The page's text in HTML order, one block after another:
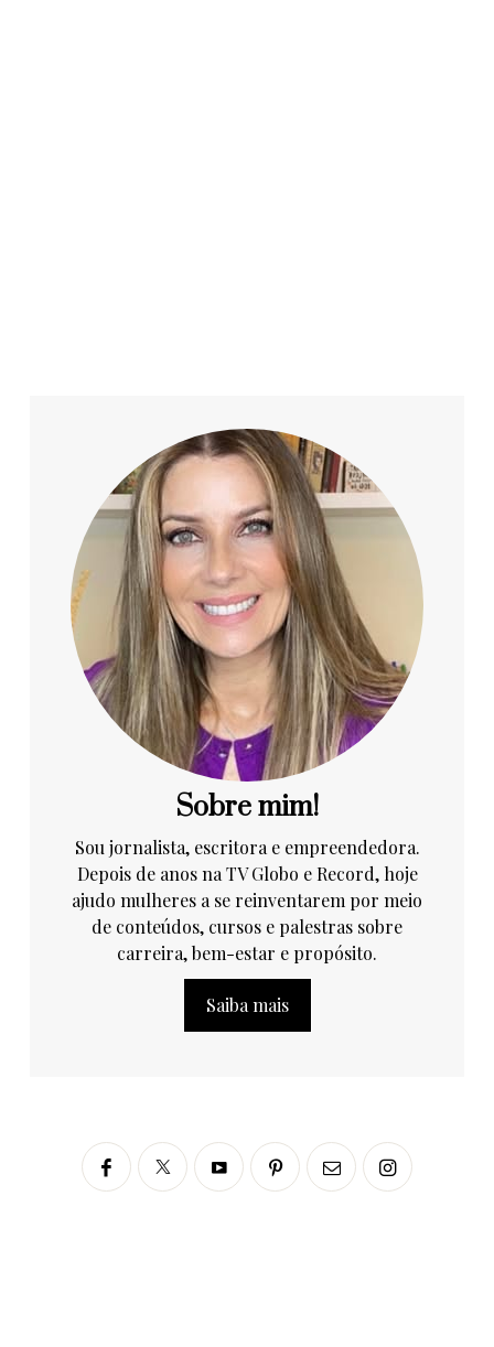
Sobre mim!
Sou jornalista, escritora e empreendedora.
Depois de anos na TV Globo e Record, hoje
ajudo mulheres a se reinventarem por meio
de conteúdos, cursos e palestras sobre
carreira, bem-estar e propósito.
Saiba mais